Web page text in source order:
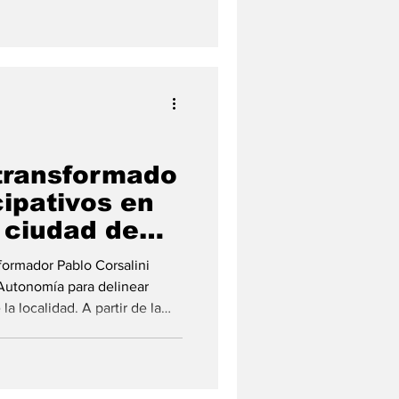
en
de
Pablo Corsalini
para delinear
localidad. A partir de la